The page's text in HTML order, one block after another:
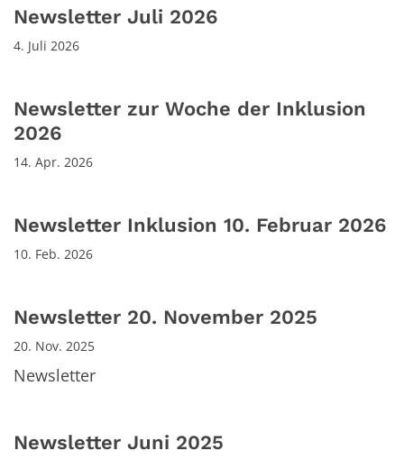
Newsletter Juli 2026
4. Juli 2026
Newsletter zur Woche der Inklusion
2026
14. Apr. 2026
Newsletter Inklusion 10. Februar 2026
10. Feb. 2026
Newsletter 20. November 2025
20. Nov. 2025
Newsletter
Newsletter Juni 2025